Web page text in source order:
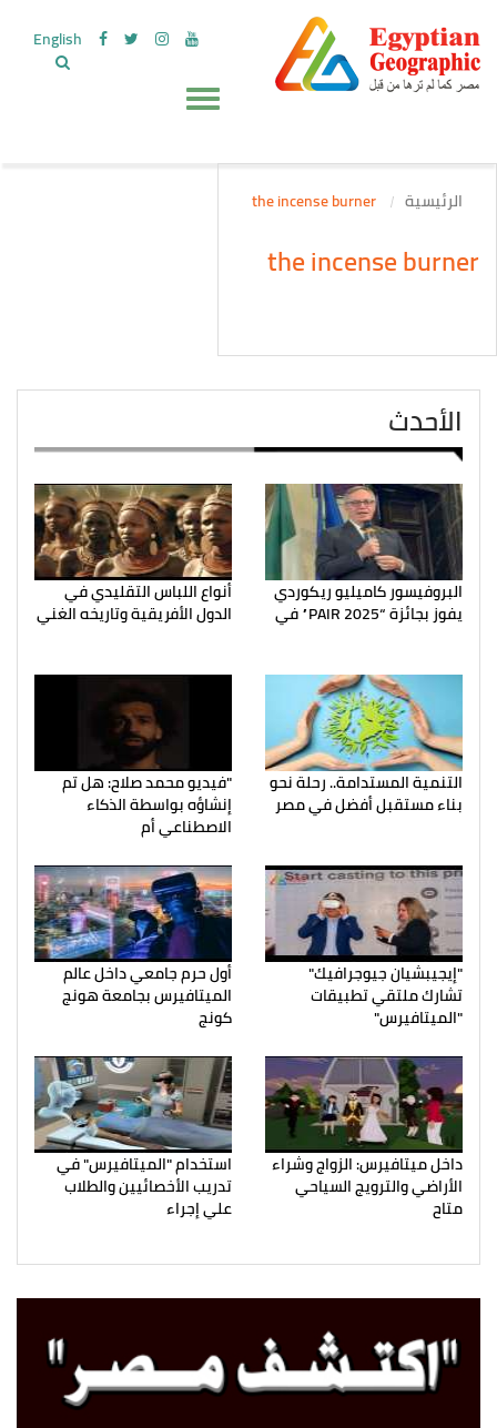
English
الرئيسية
the incense burner
الأحدث
البروفيسور كاميليو ريكوردي
يفوز بجائزة “PAIR 2025” في
أنواع اللباس التقليدي في
الدول الأفريقية وتاريخه الغني
التنمية المستدامة.. رحلة نحو
بناء مستقبل أفضل في مصر
"فيديو محمد صلاح: هل تم
إنشاؤه بواسطة الذكاء
الاصطناعي أم
"إيجيبشيان جيوجرافيك"
تشارك ملتقي تطبيقات
"الميتافيرس"
أول حرم جامعي داخل عالم
الميتافيرس بجامعة هونج
كونج
داخل ميتافيرس: الزواج وشراء
الأراضي والترويج السياحي
متاح
استخدام "الميتافيرس" في
تدريب الأخصائيين والطلاب
علي إجراء